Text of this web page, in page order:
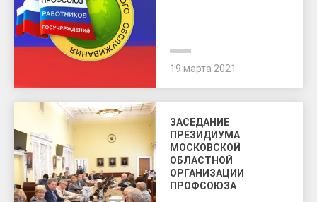
19 марта 2021
ЗАСЕДАНИЕ
ПРЕЗИДИУМА
МОСКОВСКОЙ
ОБЛАСТНОЙ
ОРГАНИЗАЦИИ
ПРОФСОЮЗА